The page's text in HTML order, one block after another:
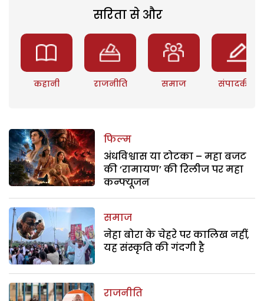
सरिता से और
कहानी राजनीति समाज संपादकीय
फिल्म
अंधविश्वास या टोटका – महा बजट
की ‘रामायण’ की रिलीज पर महा
कन्फ्यूजन
समाज
नेहा बोरा के चेहरे पर कालिख नहीं,
यह संस्कृति की गंदगी है
राजनीति